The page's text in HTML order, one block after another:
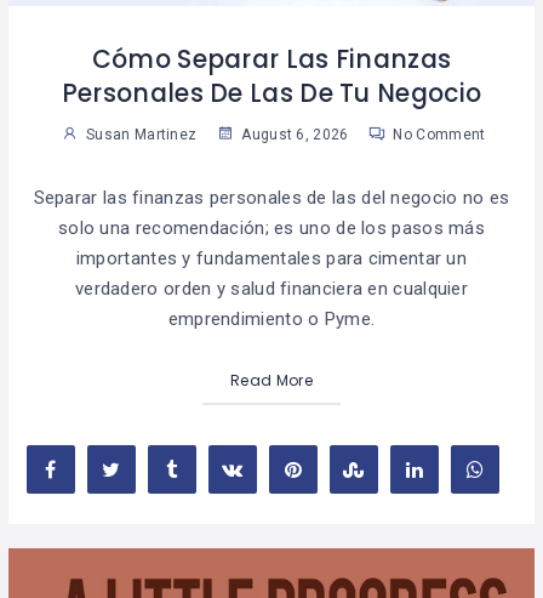
Cómo Separar Las Finanzas
Personales De Las De Tu Negocio
Susan Martinez August 6, 2026 No Comment
Separar las finanzas personales de las del negocio no es
solo una recomendación; es uno de los pasos más
importantes y fundamentales para cimentar un
verdadero orden y salud financiera en cualquier
emprendimiento o Pyme.
Read More